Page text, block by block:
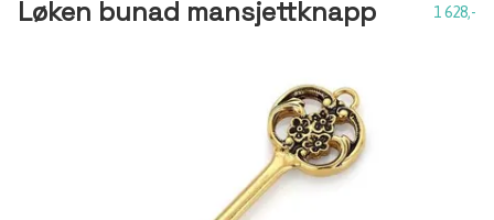
Løken bunad mansjettknapp 1 628,-